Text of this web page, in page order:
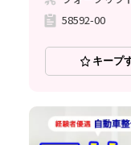
58592-00
キープ